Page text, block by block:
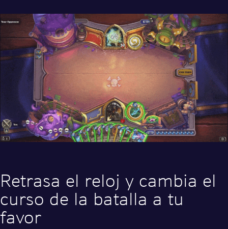
Retrasa el reloj y cambia el
curso de la batalla a tu
favor